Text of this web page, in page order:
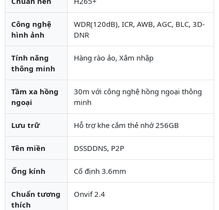
Công nghệ
hình ảnh
WDR(120dB), ICR, AWB, AGC, BLC, 3D-
DNR
Tính năng
thông minh
Hàng rào ảo, Xâm nhập
Tầm xa hồng
ngoại
30m với công nghệ hồng ngoại thông
minh
Lưu trữ Hỗ trợ khe cắm thẻ nhớ 256GB
Tên miền DSSDDNS, P2P
Ống kính Cố định 3.6mm
Chuẩn tương
thích
Onvif 2.4